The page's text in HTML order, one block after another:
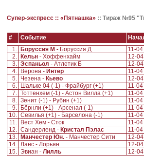
Супер-экспресс :: «Пятнашка» :: Тираж №95
# Событие
1.
Боруссия М - Боруссия Д 11-
2.
Кельн - Хоффенхайм 12-
3. Эспаньол - Атлетик Б 12-
4.
Верона - Интер 11-
5. Чезена - Кьево 12-
6.
Шальке 04 (-1) - Фрайбург (+1) 11-
7. Тоттенхем (-1) - Астон Вилла (+1) 11-
8. Зенит (-1) - Рубин (+1) 11-
9.
Бёрнли (+1) - Арсенал (-1) 11-
10. Севилья (+1) - Барселона (-1) 11-
11.
Вест Хем - Сток 11-
12. Сандерленд - Кристал Пэлас 11-
13.
Манчестер Юн. - Манчестер Сити 12-
14. Ланс - Лорьян 12-
15. Эвиан - Лилль 12-